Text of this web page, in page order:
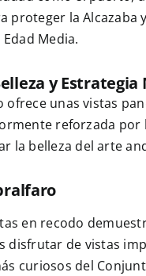
proteger la
Media.
y
ofrece unas vistas
reforzada
la belleza del arte
en recodo
disfrutar de vistas
curiosos del